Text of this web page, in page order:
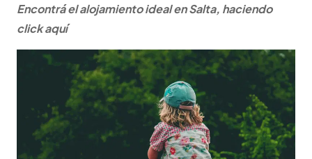
Encontrá el alojamiento ideal en Salta, haciendo
click aquí